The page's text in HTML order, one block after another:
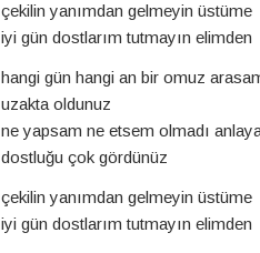
çekilin yanımdan gelmeyin üstüme
iyi gün dostlarım tutmayın elimden
hangi gün hangi an bir omuz
uzakta oldunuz
ne yapsam ne etsem olmadı
dostluğu çok gördünüz
çekilin yanımdan gelmeyin üstüme
iyi gün dostlarım tutmayın elimden